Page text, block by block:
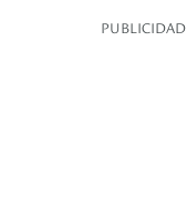
PUBLICIDAD